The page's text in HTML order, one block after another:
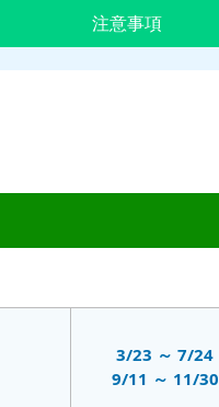
注意事項
3/23 ～ 7/24
9/11 ～ 11/30